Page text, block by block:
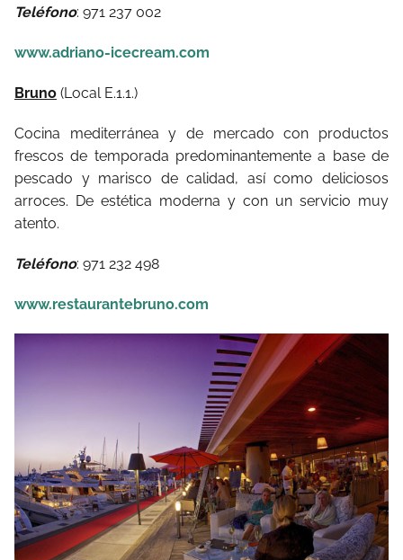
Teléfono: 971 237 002
www.adriano-icecream.com
Bruno (Local E.1.1.)
Cocina mediterránea y de mercado con productos
frescos de temporada predominantemente a base de
pescado y marisco de calidad, así como deliciosos
arroces. De estética moderna y con un servicio muy
atento.
Teléfono: 971 232 498
www.restaurantebruno.com